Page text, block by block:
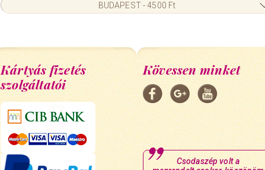
BUDAPEST - 4500 Ft
Kártyás fizetés
szolgáltatói
Kövessen minket
Csodaszép volt a